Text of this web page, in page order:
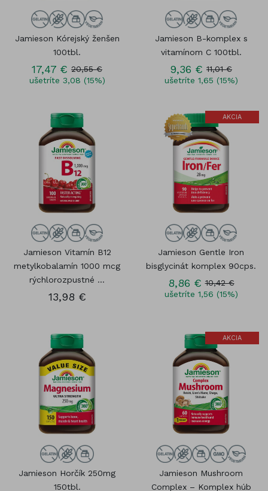
Jamieson Kórejský ženšen
100tbl.
17,47 € 20,55 €
ušetríte 3,08 (15%)
Jamieson B-komplex s
vitamínom C 100tbl.
9,36 € 11,01 €
ušetríte 1,65 (15%)
Jamieson Vitamín B12
metylkobalamín 1000 mcg
rýchlorozpustné ...
13,98 €
AKCIA
Jamieson Gentle Iron
bisglycinát komplex 90cps.
8,86 € 10,42 €
ušetríte 1,56 (15%)
Jamieson Horčík 250mg
150tbl.
AKCIA
Jamieson Mushroom
Complex – Komplex húb